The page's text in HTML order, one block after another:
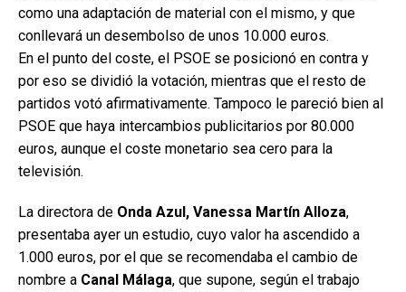
como una adaptación de material con el mismo, y que
conllevará un desembolso de unos 10.000 euros.
En el punto del coste, el PSOE se posicionó en contra y
por eso se dividió la votación, mientras que el resto de
partidos votó afirmativamente. Tampoco le pareció bien al
PSOE que haya intercambios publicitarios por 80.000
euros, aunque el coste monetario sea cero para la
televisión.
La directora de Onda Azul, Vanessa Martín Alloza,
presentaba ayer un estudio, cuyo valor ha ascendido a
1.000 euros, por el que se recomendaba el cambio de
nombre a Canal Málaga, que supone, según el trabajo